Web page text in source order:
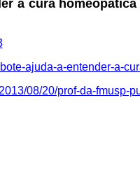
a cura
ajuda-a-entender-a-
08/20/prof-da-fmusp-